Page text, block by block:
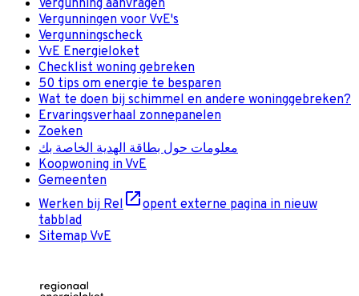
Vergunning aanvragen
Vergunningen voor VvE's
Vergunningscheck
VvE Energieloket
Checklist woning gebreken
50 tips om energie te besparen
Wat te doen bij schimmel en andere woninggebreken?
Ervaringsverhaal zonnepanelen
Zoeken
معلومات حول بطاقة الهدية الخاصة بك
Koopwoning in VvE
Gemeenten
Werken bij Rel
opent externe pagina in nieuw
tabblad
Sitemap VvE